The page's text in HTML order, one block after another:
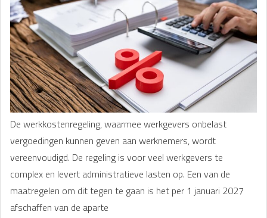
De werkkostenregeling, waarmee werkgevers onbelast
vergoedingen kunnen geven aan werknemers, wordt
vereenvoudigd. De regeling is voor veel werkgevers te
complex en levert administratieve lasten op. Een van de
maatregelen om dit tegen te gaan is het per 1 januari 2027
afschaffen van de aparte